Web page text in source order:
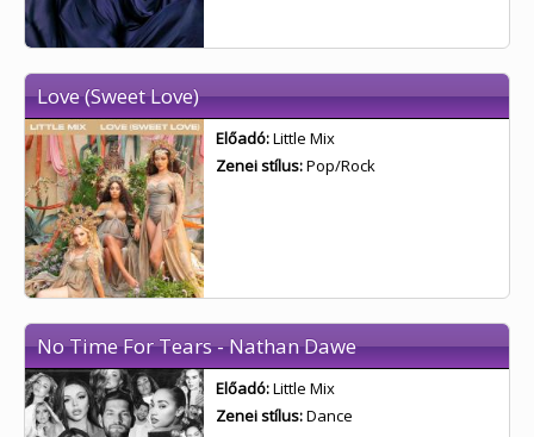
Love (Sweet Love)
Előadó:Little Mix
Zenei stílus:Pop/Rock
No Time For Tears - Nathan Dawe
Előadó:Little Mix
Zenei stílus:Dance